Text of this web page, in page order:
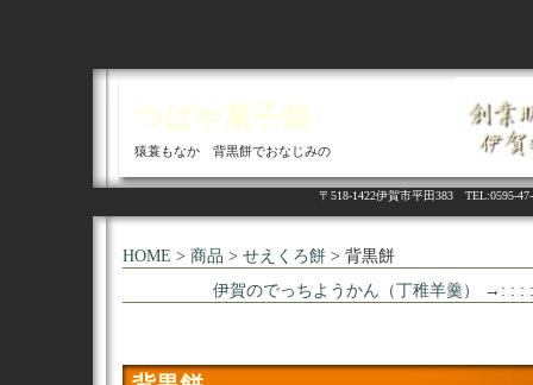
つばや菓子舗
猿蓑もなか 背黒餅でおなじみの
〒518-1422伊賀市平田383 TEL:0595-
HOME > 商品 > せえくろ餅> 背黒餅
伊賀のでっちようかん（丁稚羊羹） → : : : :